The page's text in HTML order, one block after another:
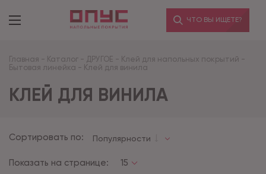
ЧТО ВЫ ИЩЕТЕ?
Главная - Каталог - ДРУГОЕ - Клей для напольных покрытий -
Бытовая линейка - Клей для винила
КЛЕЙ ДЛЯ ВИНИЛА
Сортировать по: Популярности
Показать на странице: 15